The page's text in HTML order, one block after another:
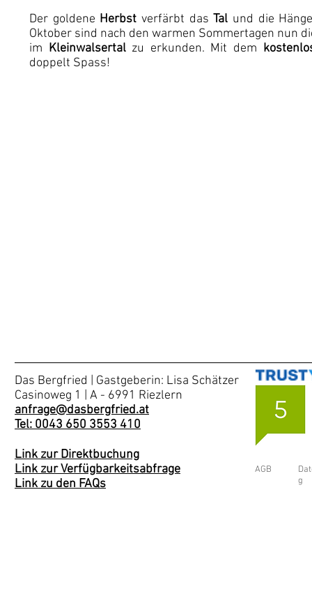
Der goldene Herbstverfärbt dasTal und die
Oktober sind nach den warmen Sommertagen nun
im Kleinwalsertal zu erkunden. Mit dem
doppelt Spass!
Das Bergfried | Gastgeberin: Lisa Schätzer
Casinoweg 1 | A - 6991 Riezlern
anfrage@dasbergfried.at
Tel: 0043 650 3553 410
Link zur Direktbuchung
Link zur Verfügbarkeitsabfrage
Link zu den FAQs
AGB
g